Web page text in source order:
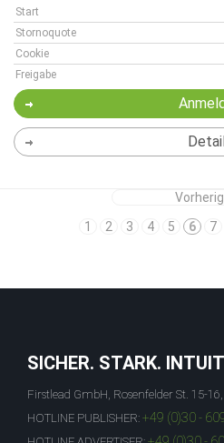
Start
Stornoquote
Cookie
Freigabe
1
2 3 4 5 6 7
SICHER. STARK.
Firstlead GmbH, Rosenfelder St. 15-
HOTLINE PUBLISHER: +49 (0)30 -